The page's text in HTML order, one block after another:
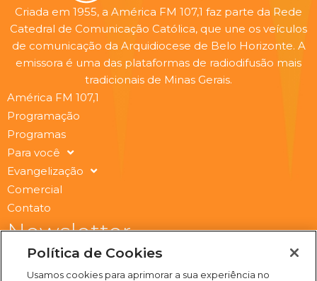
Criada em 1955, a América FM 107,1 faz parte da Rede
Catedral de Comunicação Católica, que une os veículos
de comunicação da Arquidiocese de Belo Horizonte. A
emissora é uma das plataformas de radiodifusão mais
tradicionais de Minas Gerais.
América FM 107,1
Programação
Programas
Para você
Evangelização
Comercial
Contato
Newsletter
Email Submit
Política de Cookies
Usamos cookies para aprimorar a sua experiência no